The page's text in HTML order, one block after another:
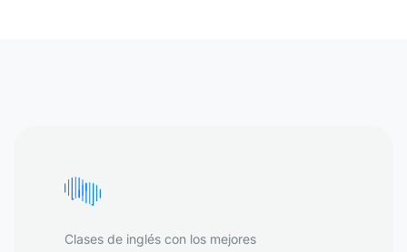
Clases de inglés con los mejores